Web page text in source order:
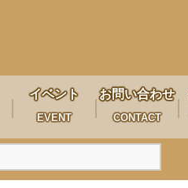
イベント
EVENT
お問い合わせ
CONTACT